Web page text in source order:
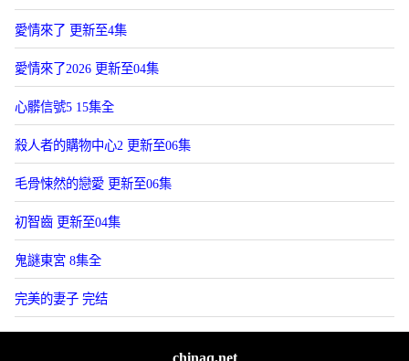
愛情來了 更新至4集
愛情來了2026 更新至04集
心髒信號5 15集全
殺人者的購物中心2 更新至06集
毛骨悚然的戀愛 更新至06集
初智齒 更新至04集
鬼謎東宮 8集全
完美的妻子 完结
chinaq.net